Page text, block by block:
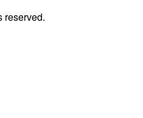
reserved.